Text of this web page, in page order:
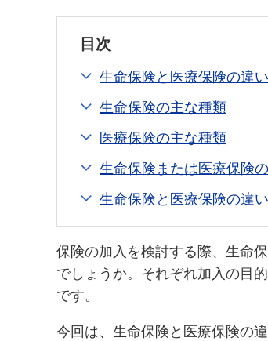
目次
生命保険と医療保険の違い
生命保険の主な種類
医療保険の主な種類
生命保険または医療保険
生命保険と医療保険の違
保険の加入を検討する際、生命
でしょうか。それぞれ加入の目
です。
今回は、生命保険と医療保険の